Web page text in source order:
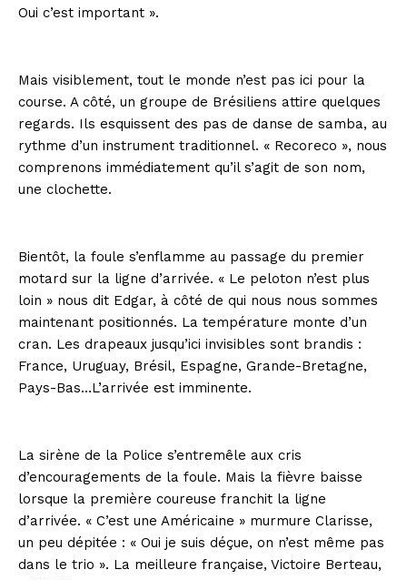
Oui c’est important ».
Mais visiblement, tout le monde n’est pas ici pour la
course. A côté, un groupe de Brésiliens attire quelques
regards. Ils esquissent des pas de danse de samba, au
rythme d’un instrument traditionnel. « Reco­reco », nous
comprenons immédiatement qu’il s’agit de son nom,
une clochette.
Bientôt, la foule s’enflamme au passage du premier
motard sur la ligne d’arrivée. « Le peloton n’est plus
loin » nous dit Edgar, à côté de qui nous nous sommes
maintenant positionnés. La température monte d’un
cran. Les drapeaux jusqu’ici invisibles sont brandis :
France, Uruguay, Brésil, Espagne, Grande-Bretagne,
Pays-Bas…L’arrivée est imminente.
La sirène de la Police s’entremêle aux cris
d’encouragements de la foule. Mais la fièvre baisse
lorsque la première coureuse franchit la ligne
d’arrivée. « C’est une Américaine » murmure Clarisse,
un peu dépitée : « Oui je suis déçue, on n’est même pas
dans le trio ». La meilleure française, Victoire Berteau,